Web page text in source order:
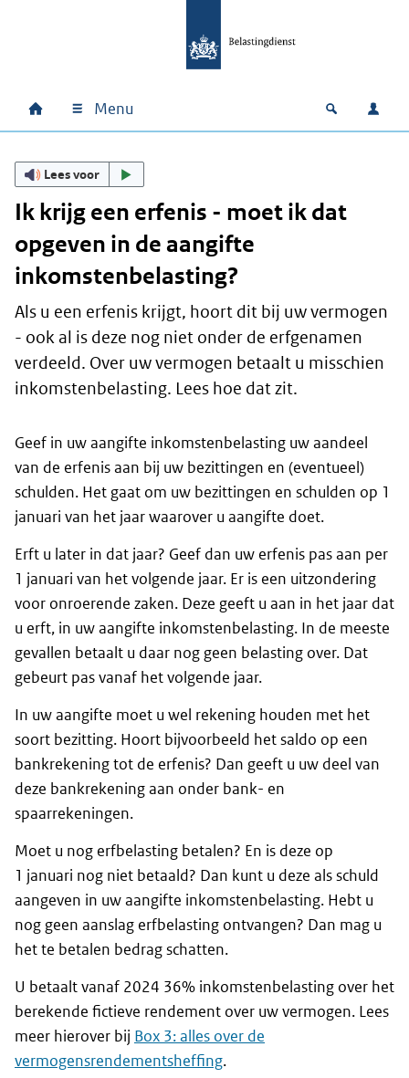
Hoofdnavigatie
Home Menu Open
Lees voor
Ik krijg een erfenis - moet ik dat
opgeven in de aangifte
inkomstenbelasting?
Als u een erfenis krijgt, hoort dit bij uw vermogen
- ook al is deze nog niet onder de erfgenamen
verdeeld. Over uw vermogen betaalt u misschien
inkomstenbelasting. Lees hoe dat zit.
Geef in uw aangifte inkomstenbelasting uw aandeel
van de erfenis aan bij uw bezittingen en (eventueel)
schulden. Het gaat om uw bezittingen en schulden op 1
januari van het jaar waarover u aangifte doet.
Erft u later in dat jaar? Geef dan uw erfenis pas aan per
1 januari van het volgende jaar. Er is een uitzondering
voor onroerende zaken. Deze geeft u aan in het jaar dat
u erft, in uw aangifte inkomstenbelasting. In de meeste
gevallen betaalt u daar nog geen belasting over. Dat
gebeurt pas vanaf het volgende jaar.
In uw aangifte moet u wel rekening houden met het
soort bezitting. Hoort bijvoorbeeld het saldo op een
bankrekening tot de erfenis? Dan geeft u uw deel van
deze bankrekening aan onder bank- en
spaarrekeningen.
Moet u nog erfbelasting betalen? En is deze op
1 januari nog niet betaald? Dan kunt u deze als schuld
aangeven in uw aangifte inkomstenbelasting. Hebt u
nog geen aanslag erfbelasting ontvangen? Dan mag u
het te betalen bedrag schatten.
U betaalt vanaf 2024 36% inkomstenbelasting over het
berekende fictieve rendement over uw vermogen. Lees
meer hierover bij Box 3: alles over de
vermogensrendementsheffing.